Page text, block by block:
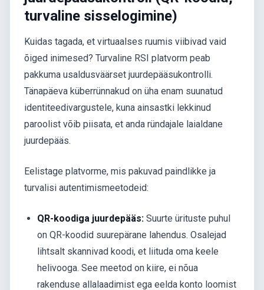
turvaline sisselogimine)
Kuidas tagada, et virtuaalses ruumis viibivad vaid
õiged inimesed? Turvaline RSI platvorm peab
pakkuma usaldusväärset juurdepääsukontrolli.
Tänapäeva küberrünnakud on üha enam suunatud
identiteedivargustele, kuna ainsastki lekkinud
paroolist võib piisata, et anda ründajale laialdane
juurdepääs.
Eelistage platvorme, mis pakuvad paindlikke ja
turvalisi autentimismeetodeid:
QR-koodiga juurdepääs: Suurte ürituste puhul
on QR-koodid suurepärane lahendus. Osalejad
lihtsalt skannivad koodi, et liituda oma keele
helivooga. See meetod on kiire, ei nõua
rakenduse allalaadimist ega eelda konto loomist